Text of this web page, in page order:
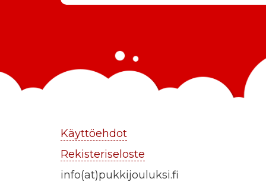
Käyttöehdot
Rekisteriseloste
info(at)pukkijouluksi.fi